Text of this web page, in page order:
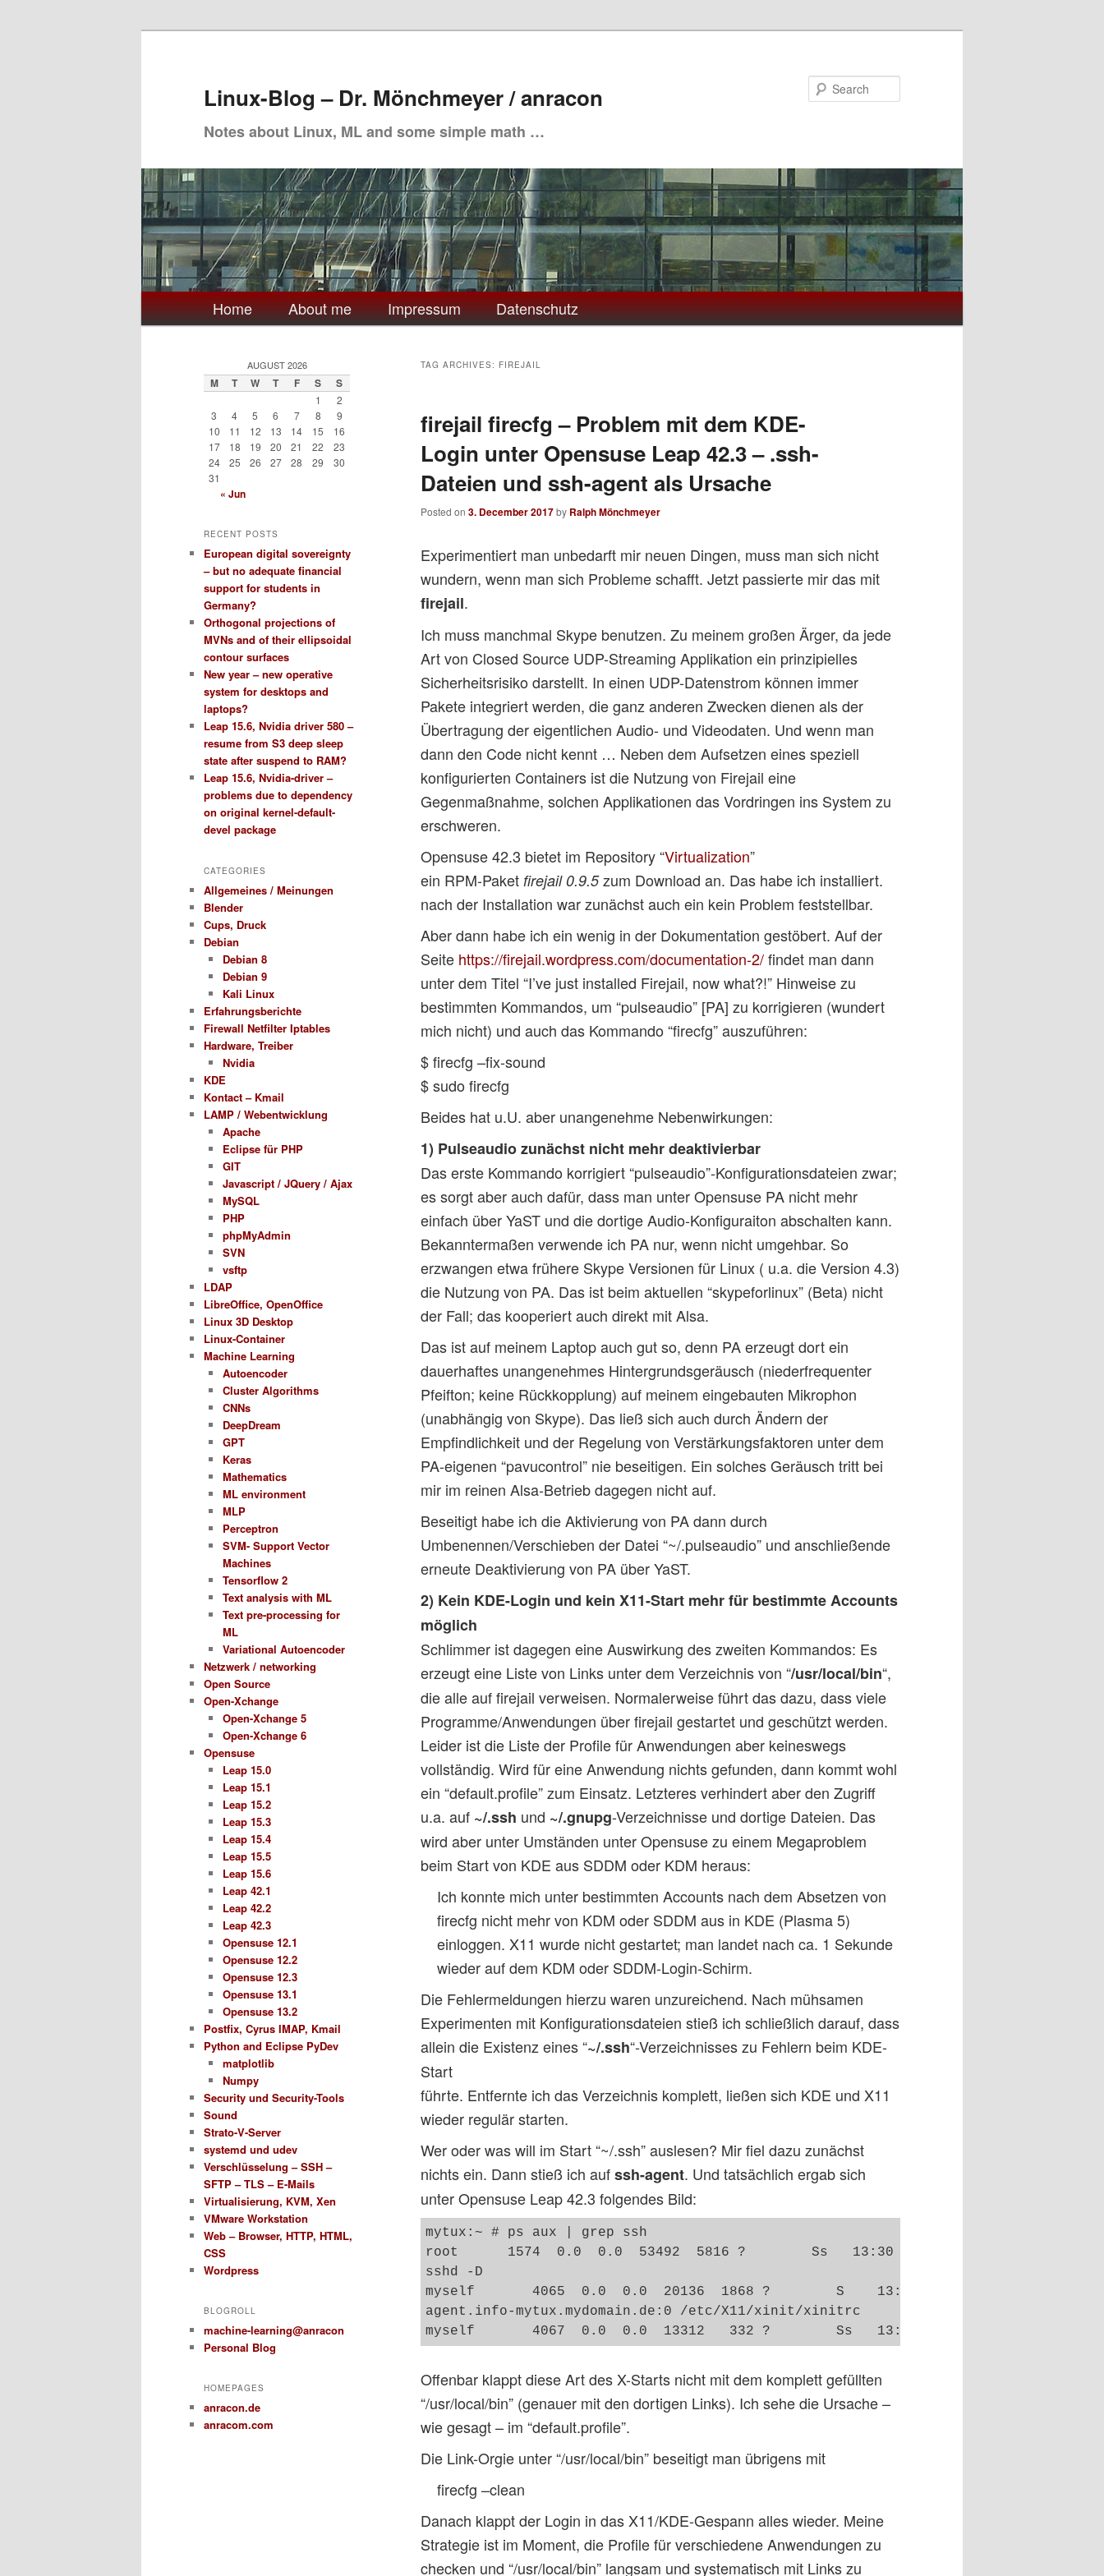
Linux-Blog – Dr. Mönchmeyer / anracon
Notes about Linux, ML and some simple math …
Main
menu
Home About me Impressum Datenschutz
TAG ARCHIVES: FIREJAIL
firejail firecfg – Problem mit dem KDE-
Login unter Opensuse Leap 42.3 – .ssh-
Dateien und ssh-agent als Ursache
Posted on 3. December 2017by Ralph Mönchmeyer
Experimentiert man unbedarft mir neuen Dingen, muss man sich nicht
wundern, wenn man sich Probleme schafft. Jetzt passierte mir das mit
firejail.
Ich muss manchmal Skype benutzen. Zu meinem großen Ärger, da jede
Art von Closed Source UDP-Streaming Applikation ein prinzipielles
Sicherheitsrisiko darstellt. In einen UDP-Datenstrom können immer
Pakete integriert werden, die ganz anderen Zwecken dienen als der
Übertragung der eigentlichen Audio- und Videodaten. Und wenn man
dann den Code nicht kennt … Neben dem Aufsetzen eines speziell
konfigurierten Containers ist die Nutzung von Firejail eine
Gegenmaßnahme, solchen Applikationen das Vordringen ins System zu
erschweren.
Opensuse 42.3 bietet im Repository “Virtualization”
ein RPM-Paket firejail 0.9.5zum Download an. Das habe ich installiert.
nach der Installation war zunächst auch ein kein Problem feststellbar.
Aber dann habe ich ein wenig in der Dokumentation gestöbert. Auf der
Seite https://firejail.wordpress.com/documentation-2/findet man dann
unter dem Titel “I’ve just installed Firejail, now what?!” Hinweise zu
bestimmten Kommandos, um “pulseaudio” [PA] zu korrigieren (wundert
mich nicht) und auch das Kommando “firecfg” auszuführen:
$ firecfg –fix-sound
$ sudo firecfg
Beides hat u.U. aber unangenehme Nebenwirkungen:
1) Pulseaudio zunächst nicht mehr deaktivierbar
Das erste Kommando korrigiert “pulseaudio”-Konfigurationsdateien zwar;
es sorgt aber auch dafür, dass man unter Opensuse PA nicht mehr
einfach über YaST und die dortige Audio-Konfiguraiton abschalten kann.
Bekanntermaßen verwende ich PA nur, wenn nicht umgehbar. So
erzwangen etwa frühere Skype Versionen für Linux ( u.a. die Version 4.3)
die Nutzung von PA. Das ist beim aktuellen “skypeforlinux” (Beta) nicht
der Fall; das kooperiert auch direkt mit Alsa.
Das ist auf meinem Laptop auch gut so, denn PA erzeugt dort ein
dauerhaftes unangenehmes Hintergrundsgeräusch (niederfrequenter
Pfeifton; keine Rückkopplung) auf meinem eingebauten Mikrophon
(unabhängig von Skype). Das ließ sich auch durch Ändern der
Empfindlichkeit und der Regelung von Verstärkungsfaktoren unter dem
PA-eigenen “pavucontrol” nie beseitigen. Ein solches Geräusch tritt bei
mir im reinen Alsa-Betrieb dagegen nicht auf.
Beseitigt habe ich die Aktivierung von PA dann durch
Umbenennen/Verschieben der Datei “~/.pulseaudio” und anschließende
erneute Deaktivierung von PA über YaST.
2) Kein KDE-Login und kein X11-Start mehr für bestimmte Accounts
möglich
Schlimmer ist dagegen eine Auswirkung des zweiten Kommandos: Es
erzeugt eine Liste von Links unter dem Verzeichnis von “/usr/local/bin“,
die alle auf firejail verweisen. Normalerweise führt das dazu, dass viele
Programme/Anwendungen über firejail gestartet und geschützt werden.
Leider ist die Liste der Profile für Anwendungen aber keineswegs
vollständig. Wird für eine Anwendung nichts gefunden, dann kommt wohl
ein “default.profile” zum Einsatz. Letzteres verhindert aber den Zugriff
u.a. auf ~/.ssh und ~/.gnupg-Verzeichnisse und dortige Dateien. Das
wird aber unter Umständen unter Opensuse zu einem Megaproblem
beim Start von KDE aus SDDM oder KDM heraus:
Ich konnte mich unter bestimmten Accounts nach dem Absetzen von
firecfg nicht mehr von KDM oder SDDM aus in KDE (Plasma 5)
einloggen. X11 wurde nicht gestartet; man landet nach ca. 1 Sekunde
wieder auf dem KDM oder SDDM-Login-Schirm.
Die Fehlermeldungen hierzu waren unzureichend. Nach mühsamen
Experimenten mit Konfigurationsdateien stieß ich schließlich darauf, dass
allein die Existenz eines “~/.ssh“-Verzeichnisses zu Fehlern beim KDE-
Start
führte. Entfernte ich das Verzeichnis komplett, ließen sich KDE und X11
wieder regulär starten.
Wer oder was will im Start “~/.ssh” auslesen? Mir fiel dazu zunächst
nichts ein. Dann stieß ich aufssh-agent. Und tatsächlich ergab sich
unter Opensuse Leap 42.3 folgendes Bild:
mytux:~ # ps aux | grep ssh
root      1574  0.0  0.0  53492  5816 ?        Ss   13:30   0:00 /usr/sbin/
sshd -D
myself       4065  0.0  0.0  20136  1868 ?        S    13:30   0:00 /usr/bin/dbus-
agent.info-mytux.mydomain.de:0 /etc/X11/xinit/xinitrc
Offenbar klappt diese Art des X-Starts nicht mit dem komplett gefüllten
“/usr/local/bin” (genauer mit den dortigen Links). Ich sehe die Ursache –
wie gesagt – im “default.profile”.
Die Link-Orgie unter “/usr/local/bin” beseitigt man übrigens mit
firecfg –clean
Danach klappt der Login in das X11/KDE-Gespann alles wieder. Meine
Strategie ist im Moment, die Profile für verschiedene Anwendungen zu
checken und “/usr/local/bin” langsam und systematisch mit Links zu
AUGUST 2026
M T W T F S S
1
2
3
4 5 6 7 8
9
10
11 12 13 14 15
16
17
18 19 20 21 22
23
24
25 26 27 28 29
30
31
« Jun
RECENT POSTS
European digital sovereignty
– but no adequate financial
support for students in
Germany?
Orthogonal projections of
MVNs and of their ellipsoidal
contour surfaces
New year – new operative
system for desktops and
laptops?
Leap 15.6, Nvidia driver 580 –
resume from S3 deep sleep
state after suspend to RAM?
Leap 15.6, Nvidia-driver –
problems due to dependency
on original kernel-default-
devel package
CATEGORIES
Allgemeines / Meinungen
Blender
Cups, Druck
Debian
Debian 8
Debian 9
Kali Linux
Erfahrungsberichte
Firewall Netfilter Iptables
Hardware, Treiber
Nvidia
KDE
Kontact – Kmail
LAMP / Webentwicklung
Apache
Eclipse für PHP
GIT
Javascript / JQuery / Ajax
MySQL
PHP
phpMyAdmin
SVN
vsftp
LDAP
LibreOffice, OpenOffice
Linux 3D Desktop
Linux-Container
Machine Learning
Autoencoder
Cluster Algorithms
CNNs
DeepDream
GPT
Keras
Mathematics
ML environment
MLP
Perceptron
SVM- Support Vector
Machines
Tensorflow 2
Text analysis with ML
Text pre-processing for
ML
Variational Autoencoder
Netzwerk / networking
Open Source
Open-Xchange
Open-Xchange 5
Open-Xchange 6
Opensuse
Leap 15.0
Leap 15.1
Leap 15.2
Leap 15.3
Leap 15.4
Leap 15.5
Leap 15.6
Leap 42.1
Leap 42.2
Leap 42.3
Opensuse 12.1
Opensuse 12.2
Opensuse 12.3
Opensuse 13.1
Opensuse 13.2
Postfix, Cyrus IMAP, Kmail
Python and Eclipse PyDev
matplotlib
Numpy
Security und Security-Tools
Sound
Strato-V-Server
systemd und udev
Verschlüsselung – SSH –
SFTP – TLS – E-Mails
Virtualisierung, KVM, Xen
VMware Workstation
Web – Browser, HTTP, HTML,
CSS
Wordpress
BLOGROLL
machine-learning@anracon
Personal Blog
HOMEPAGES
anracon.de
anracom.com